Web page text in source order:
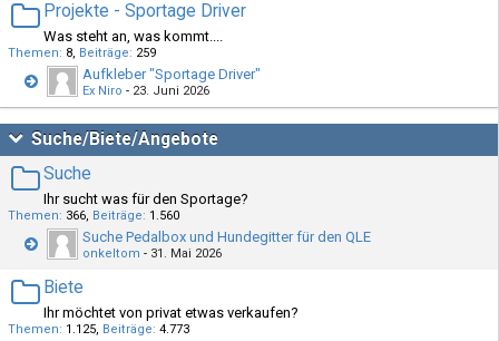
Projekte - Sportage Driver
Was steht an, was kommt....
Themen 8 Beiträge 259
Aufkleber "Sportage Driver"
Ex Niro - 23. Juni 2026
Suche/Biete/Angebote
Suche
Ihr sucht was für den Sportage?
Themen 366 Beiträge 1.560
Suche Pedalbox und Hundegitter für den QLE
onkeltom - 31. Mai 2026
Biete
Ihr möchtet von privat etwas verkaufen?
Themen 1.125 Beiträge 4.773